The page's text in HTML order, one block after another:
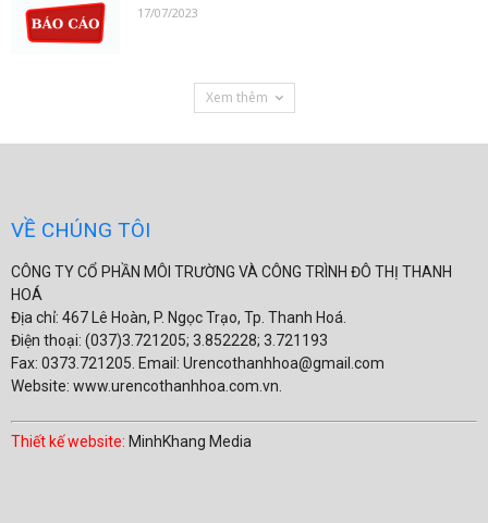
17/07/2023
Xem thêm
VỀ CHÚNG TÔI
CÔNG TY CỔ PHẦN MÔI TRƯỜNG VÀ CÔNG TRÌNH ĐÔ THỊ THANH
HOÁ
Địa chỉ: 467 Lê Hoàn, P. Ngọc Trạo, Tp. Thanh Hoá.
Điện thoại: (037)3.721205; 3.852228; 3.721193
Fax: 0373.721205. Email: Urencothanhhoa@gmail.com
Website: www.urencothanhhoa.com.vn.
Thiết kế website: MinhKhang Media